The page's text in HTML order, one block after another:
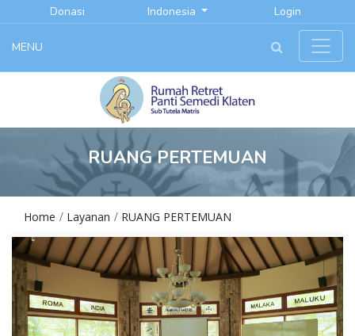
Donasi Indonesia Login
MENU
RUANG PERTEMUAN
Home Layanan RUANG PERTEMUAN